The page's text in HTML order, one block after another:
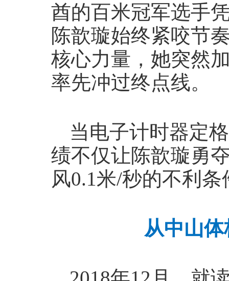
酋的百米冠军选手
陈歆璇始终紧咬节
核心力量，她突然
率先冲过终点线。
当电子计时器定
绩不仅让陈歆璇勇
风0.1米/秒的不利
从中山